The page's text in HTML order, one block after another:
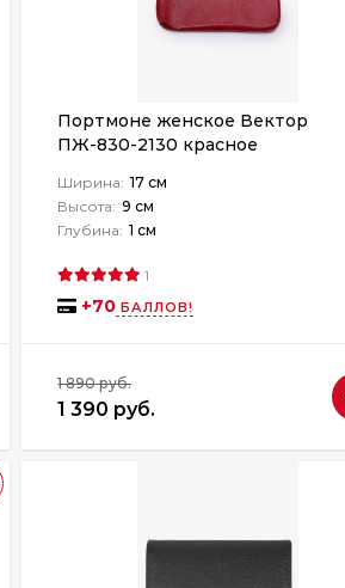
Портмоне женское Вектор
ПЖ-830-2130 красное
Ширина: 17 см
Высота: 9 см
Глубина: 1 см
1
+70 БАЛЛОВ!
1 890 руб.
1 390 руб.